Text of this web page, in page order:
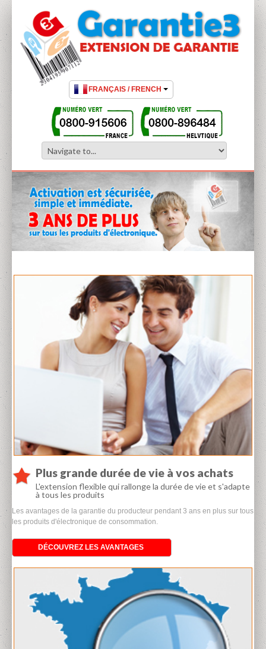
Plus grande durée de vie à vos achats
L'extension flexible qui rallonge la durée de vie et s'adapte
à tous les produits
Les avantages de la garantie du producteur pendant 3 ans en plus sur tous
les produits d'électronique de consommation.
DÉCOUVREZ LES AVANTAGES